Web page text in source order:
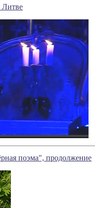
Литве
поэма", продолжение